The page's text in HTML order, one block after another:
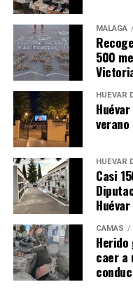
MÁLAGA
500
HUÉVAR
verano
HUÉVAR
Casi
CAMAS
caer a